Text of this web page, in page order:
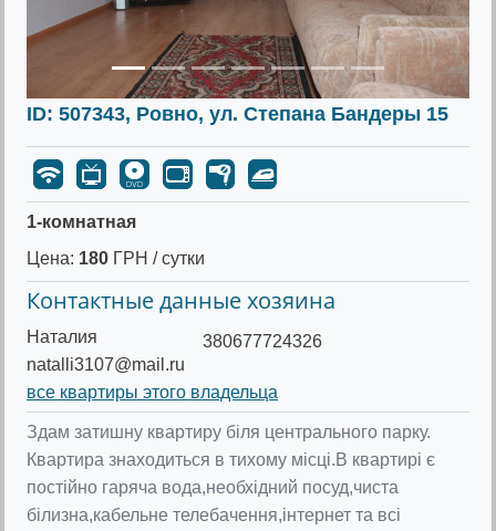
ID: 507343, Ровно, ул. Степана Бандеры 15
1-комнатная
Цена: 180 ГРН / сутки
Контактные данные хозяина
Наталия
natalli3107@mail.ru
380677724326
все квартиры этого владельца
Здам затишну квартиру біля центрального парку.
Квартира знаходиться в тихому місці.В квартирі є
постійно гаряча вода,необхідний посуд,чиста
білизна,кабельне телебачення,інтернет та всі